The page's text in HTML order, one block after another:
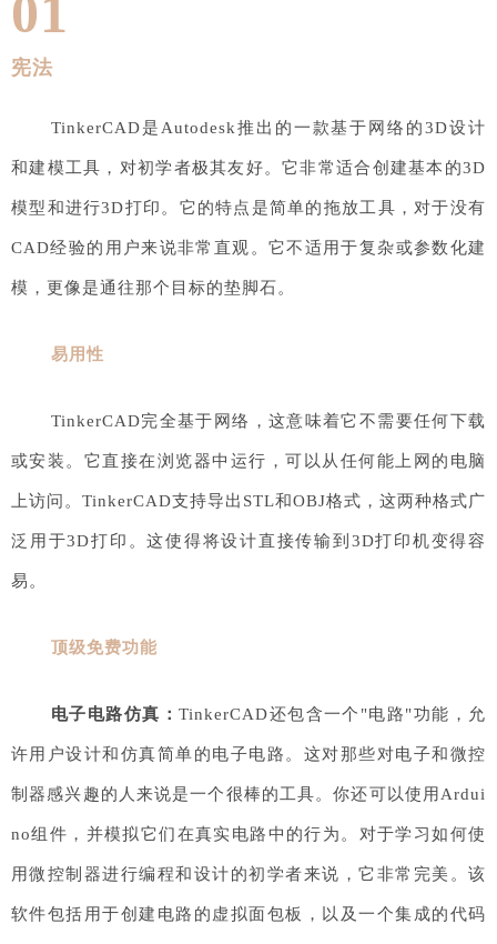
01
宪法
TinkerCAD是Autodesk推出的一款基于网络的3D设计
和建模工具，对初学者极其友好。它非常适合创建基本的3D
模型和进行3D打印。它的特点是简单的拖放工具，对于没有
CAD经验的用户来说非常直观。它不适用于复杂或参数化建
模，更像是通往那个目标的垫脚石。
易用性
TinkerCAD完全基于网络，这意味着它不需要任何下载
或安装。它直接在浏览器中运行，可以从任何能上网的电脑
上访问。TinkerCAD支持导出STL和OBJ格式，这两种格式广
泛用于3D打印。这使得将设计直接传输到3D打印机变得容
易。
顶级免费功能
电子电路仿真：TinkerCAD还包含一个"电路"功能，允
许用户设计和仿真简单的电子电路。这对那些对电子和微控
制器感兴趣的人来说是一个很棒的工具。你还可以使用Ardui
no组件，并模拟它们在真实电路中的行为。对于学习如何使
用微控制器进行编程和设计的初学者来说，它非常完美。该
软件包括用于创建电路的虚拟面包板，以及一个集成的代码